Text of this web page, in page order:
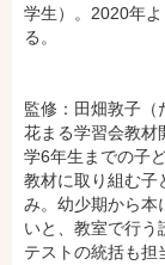
学生）。2020年
る。
監修：田畑敦子
花まる学習会教材
学6年生までの子
教材に取り組む子
み。幼少期から本
いと、教室で行う
テストの統括も担